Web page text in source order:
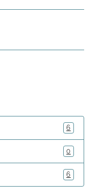
6
0
6